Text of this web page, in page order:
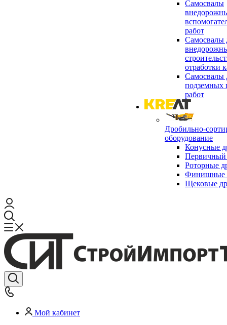
Самосвалы
работ
Самосвалы
отработки
Самосвалы
подземных
работ
Дробильно-
оборудование
Конусные
Первичный
Роторные
Финишные
Щековые
Мой кабинет